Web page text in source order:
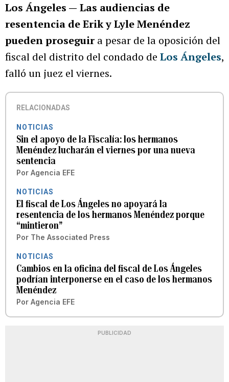
Los Ángeles — Las audiencias de
resentencia de Erik y Lyle Menéndez
pueden proseguir a pesar de la oposición del
fiscal del distrito del condado de Los Ángeles,
falló un juez el viernes.
RELACIONADAS
NOTICIAS
Sin el apoyo de la Fiscalía: los hermanos
Menéndez lucharán el viernes por una nueva
sentencia
Por Agencia EFE
NOTICIAS
El fiscal de Los Ángeles no apoyará la
resentencia de los hermanos Menéndez porque
“mintieron”
Por The Associated Press
NOTICIAS
Cambios en la oficina del fiscal de Los Ángeles
podrían interponerse en el caso de los hermanos
Menéndez
Por Agencia EFE
PUBLICIDAD